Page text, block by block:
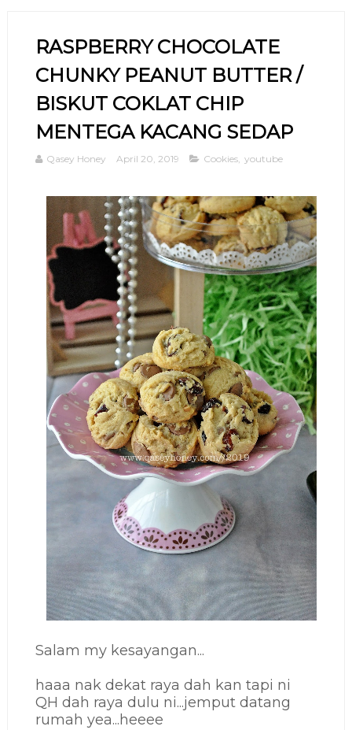
RASPBERRY CHOCOLATE
CHUNKY PEANUT BUTTER /
BISKUT COKLAT CHIP
MENTEGA KACANG SEDAP
Qasey Honey April 20, 2019 Cookies, youtube
Salam my kesayangan...
haaa nak dekat raya dah kan tapi ni
QH dah raya dulu ni...jemput datang
rumah yea...heeee